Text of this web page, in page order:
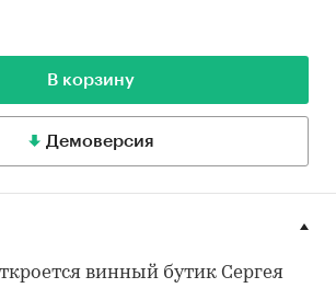
В корзину
Демоверсия
винный бутик Сергея